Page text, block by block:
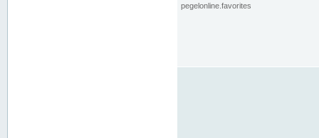
pegelonline.favorites